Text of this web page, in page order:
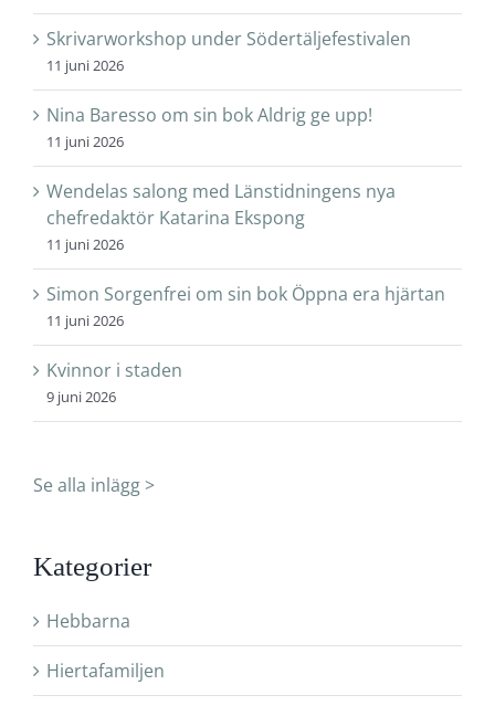
Skrivarworkshop under Södertäljefestivalen
11 juni 2026
Nina Baresso om sin bok Aldrig ge upp!
11 juni 2026
Wendelas salong med Länstidningens nya
chefredaktör Katarina Ekspong
11 juni 2026
Simon Sorgenfrei om sin bok Öppna era hjärtan
11 juni 2026
Kvinnor i staden
9 juni 2026
Se alla inlägg >
Kategorier
Hebbarna
Hiertafamiljen